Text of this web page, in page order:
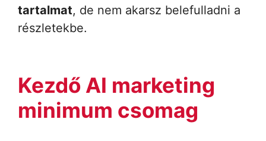
tartalmat, de nem akarsz belefulladni a
részletekbe.
Kezdő AI marketing
minimum csomag